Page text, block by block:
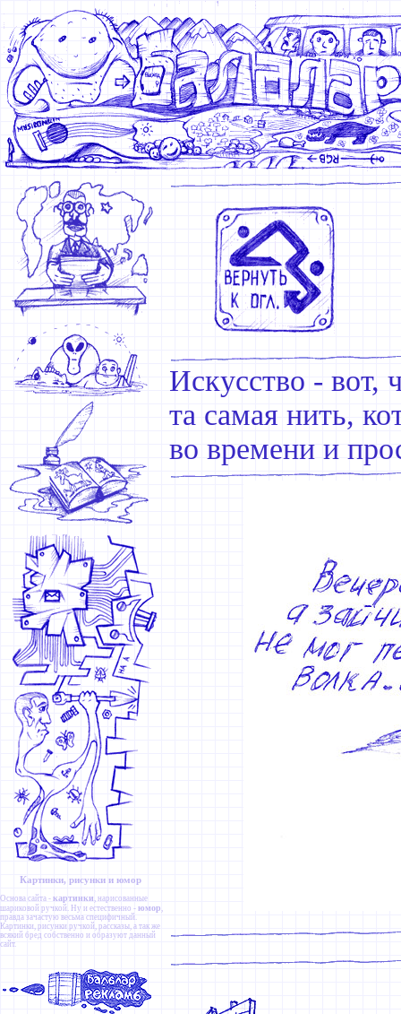
Картинки, рисунки и юмор
Основа сайта - картинки , нарисованные
шариковой ручкой. Ну и естественно - юмор ,
правда зачастую весьма специфичный.
Картинки, рисунки ручкой, рассказы, а так же
всякий бред собственно и образуют данный
сайт.
Искусство - вот,
та самая нить,
во времени и